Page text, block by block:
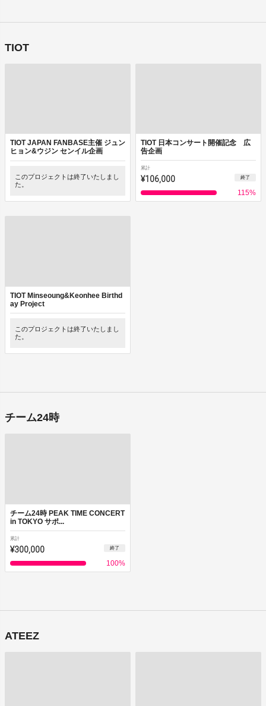
TIOT
TIOT JAPAN FANBASE主催 ジュン
ヒョン&ウジン センイル企画
このプロジェクトは終了いたしまし
た。
TIOT 日本コンサート開催記念 広
告企画
累計
¥106,000 終了
115%
TIOT Minseoung&Keonhee Birthd
ay Project
このプロジェクトは終了いたしまし
た。
チーム24時
チーム24時 PEAK TIME CONCERT
in TOKYO サポ...
累計
¥300,000 終了
100%
ATEEZ